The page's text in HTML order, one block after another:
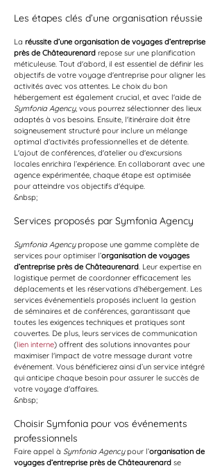
Les étapes clés d’une organisation réussie
La réussite d’une organisation de voyages d’entreprise
près de Châteaurenard repose sur une planification
méticuleuse. Tout d'abord, il est essentiel de définir les
objectifs de votre voyage d'entreprise pour aligner les
activités avec vos attentes. Le choix du bon
hébergement est également crucial, et avec l'aide de
Symfonia Agency, vous pourrez sélectionner des lieux
adaptés à vos besoins. Ensuite, l'itinéraire doit être
soigneusement structuré pour inclure un mélange
optimal d'activités professionnelles et de détente.
L'ajout de conférences, d'atelier ou d'excursions
locales enrichira l’expérience. En collaborant avec une
agence expérimentée, chaque étape est optimisée
pour atteindre vos objectifs d'équipe.
&nbsp;
Services proposés par Symfonia Agency
Symfonia Agency propose une gamme complète de
services pour optimiser l’organisation de voyages
d’entreprise près de Châteaurenard. Leur expertise en
logistique permet de coordonner efficacement les
déplacements et les réservations d’hébergement. Les
services événementiels proposés incluent la gestion
de séminaires et de conférences, garantissant que
toutes les exigences techniques et pratiques sont
couvertes. De plus, leurs services de communication
(lien interne) offrent des solutions innovantes pour
maximiser l'impact de votre message durant votre
événement. Vous bénéficierez ainsi d’un service intégré
qui anticipe chaque besoin pour assurer le succès de
votre voyage d'affaires.
&nbsp;
Choisir Symfonia pour vos événements
professionnels
Faire appel à Symfonia Agency pour l’organisation de
voyages d’entreprise près de Châteaurenard se